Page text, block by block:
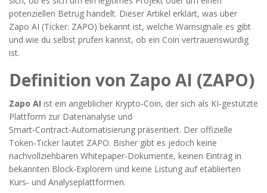
potenziellen Betrug handelt. Dieser Artikel erklärt, was über
Zapo AI (Ticker: ZAPO) bekannt ist, welche Warnsignale es gibt
und wie du selbst prüfen kannst, ob ein Coin vertrauenswürdig
ist.
Definition von Zapo AI (ZAPO)
Zapo AI ist ein angeblicher Krypto‑Coin, der sich als KI‑gestützte
Plattform zur Datenanalyse und
Smart‑Contract‑Automatisierung präsentiert. Der offizielle
Token‑Ticker lautet ZAPO. Bisher gibt es jedoch keine
nachvollziehbaren Whitepaper‑Dokumente, keinen Eintrag in
bekannten Block‑Explorern und keine Listung auf etablierten
Kurs‑ und Analyseplattformen.